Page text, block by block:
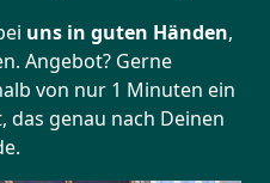
uns in guten Händen,
Angebot? Gerne
von nur 1 Minuten ein
genau nach Deinen